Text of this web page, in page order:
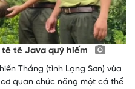
tê Java quý hiếm
Thắng (tỉnh Lạng Sơn) vừa
quan chức năng một cá thể